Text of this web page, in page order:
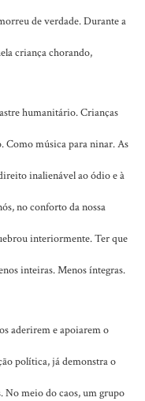
de verdade. Durante a
criança chorando,
humanitário. Crianças
Como música para ninar. As
inalienável ao ódio e à
no conforto da nossa
interiormente. Ter que
inteiras. Menos íntegras.
aderirem e apoiarem o
política, já demonstra o
No meio do caos, um grupo